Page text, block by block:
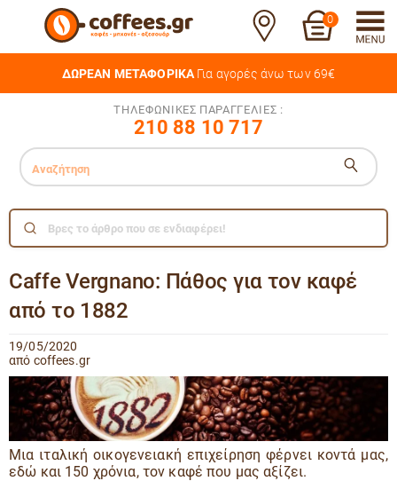
0
ΔΩΡΕΑΝ ΜΕΤΑΦΟΡΙΚΑ Για αγορές άνω των 69€
ΤΗΛΕΦΩΝΙΚΕΣ ΠΑΡΑΓΓΕΛΙΕΣ :
210 88 10 717
Caffe Vergnano: Πάθος για τον καφέ
από το 1882
19/05/2020
από coffees.gr
Mια ιταλική οικογενειακή επιχείρηση φέρνει κοντά μας,
εδώ και 150 χρόνια, τον καφέ που μας αξίζει.